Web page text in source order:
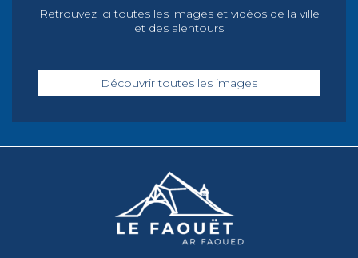
Retrouvez ici toutes les images et vidéos de la ville
et des alentours
Découvrir toutes les images